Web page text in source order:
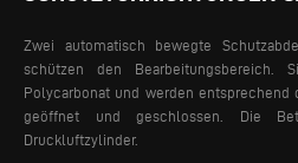
Zwei automatisch bewegte
schützen den Bearbeitungsbereich.
Polycarbonat und werden entsprechend
geöffnet und geschlossen. Die
Druckluftzylinder.